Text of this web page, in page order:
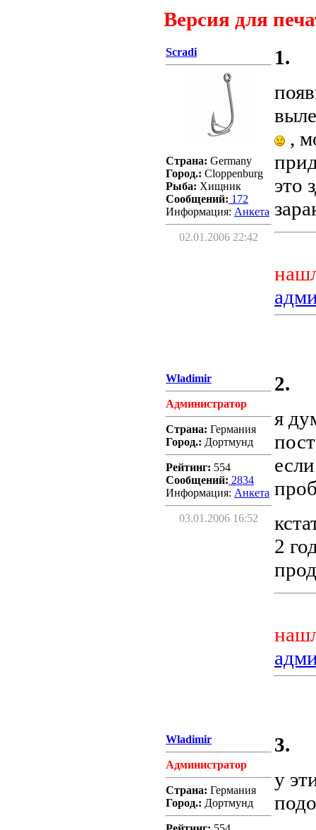
Версия для
Scradi
Страна: Germany
Город.: Cloppenburg
Рыба: Хищник
Сообщений: 172
Информация: Aнкета
02.01.2006 22:42
1.
,
это
Wladimir
Администратор
Страна: Германия
Город.: Дортмунд
Рейтинг: 554
Сообщений: 2834
Информация: Aнкета
03.01.2006 16:52
2.
я
2
Wladimir
Администратор
Страна: Германия
Город.: Дортмунд
3.
у